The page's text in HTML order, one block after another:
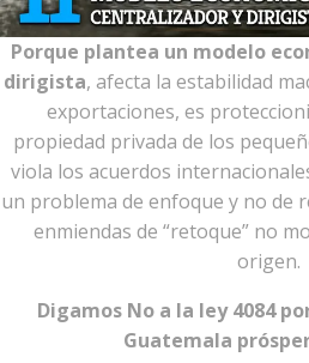
Porque plantea un modelo
dirigista, afecta la estabilidad
exportaciones, es
propiedad privada de los
viola los acuerdos
un problema de enfoque y no de
enmiendas de “retoque” no
origen.
Digamos No a la ley 4084
Guatemala